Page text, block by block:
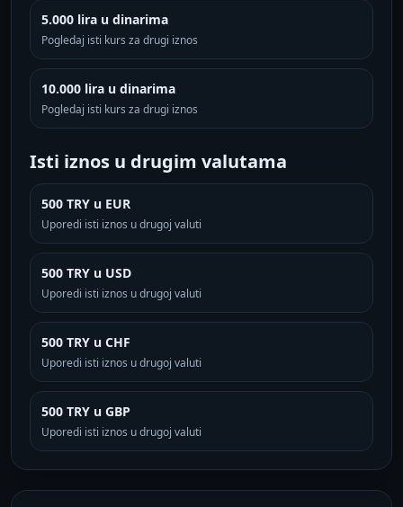
5.000 lira u dinarima
Pogledaj isti kurs za drugi iznos
10.000 lira u dinarima
Pogledaj isti kurs za drugi iznos
Isti iznos u drugim valutama
500 TRY u EUR
Uporedi isti iznos u drugoj valuti
500 TRY u USD
Uporedi isti iznos u drugoj valuti
500 TRY u CHF
Uporedi isti iznos u drugoj valuti
500 TRY u GBP
Uporedi isti iznos u drugoj valuti